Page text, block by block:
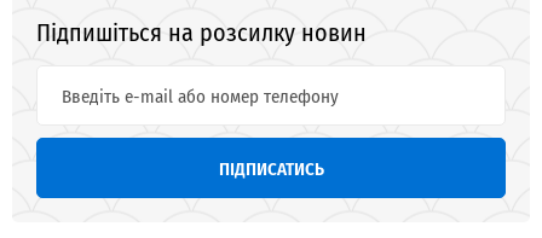
Підпишіться на розсилку новин
ПІДПИСАТИСЬ